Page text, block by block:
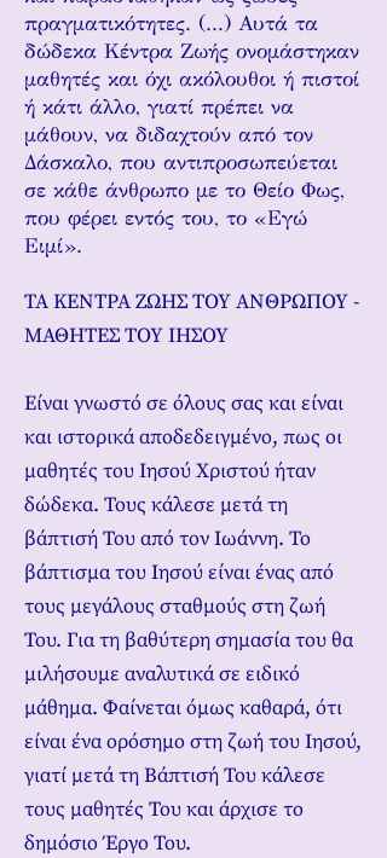
πραγματικότητες. (...) Αυτά τα
δώδεκα Κέντρα Ζωής ονομάστηκαν
μαθητές και όχι ακόλουθοι ή πιστοί
ή κάτι άλλο, γιατί πρέπει να
μάθουν, να διδαχτούν από τον
Δάσκαλο, που αντιπροσωπεύεται
σε κάθε άνθρωπο με το Θείο Φως,
που φέρει εντός του, το «Εγώ
Ειμί».
ΤΑ ΚΕΝΤΡΑ ΖΩΗΣ ΤΟΥ ΑΝΘΡΩΠΟΥ -
ΜΑΘΗΤΕΣ ΤΟΥ ΙΗΣΟΥ
Είναι γνωστό σε όλους σας και είναι
και ιστορικά αποδεδειγμένο, πως οι
μαθητές του Ιησού Χριστού ήταν
δώδεκα. Τους κάλεσε μετά τη
βάπτισή Του από τον Ιωάννη. Το
βάπτισμα του Ιησού είναι ένας από
τους μεγάλους σταθμούς στη ζωή
Του. Για τη βαθύτερη σημασία του θα
μιλήσουμε αναλυτικά σε ειδικό
μάθημα. Φαίνεται όμως καθαρά, ότι
είναι ένα ορόσημο στη ζωή του Ιησού,
γιατί μετά τη Βάπτισή Του κάλεσε
τους μαθητές Του και άρχισε το
δημόσιο Έργο Του.